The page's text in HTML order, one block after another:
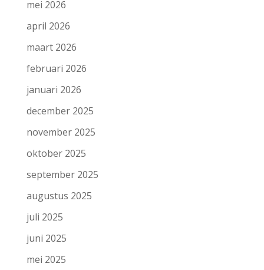
mei 2026
april 2026
maart 2026
februari 2026
januari 2026
december 2025
november 2025
oktober 2025
september 2025
augustus 2025
juli 2025
juni 2025
mei 2025